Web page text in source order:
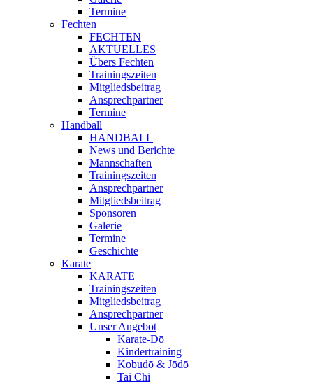
Termine
Fechten
FECHTEN
AKTUELLES
Übers Fechten
Trainingszeiten
Mitgliedsbeitrag
Ansprechpartner
Termine
Handball
HANDBALL
News und Berichte
Mannschaften
Trainingszeiten
Ansprechpartner
Mitgliedsbeitrag
Sponsoren
Galerie
Termine
Geschichte
Karate
KARATE
Trainingszeiten
Mitgliedsbeitrag
Ansprechpartner
Unser Angebot
Karate-Dō
Kindertraining
Kobudō & Jōdō
Tai Chi